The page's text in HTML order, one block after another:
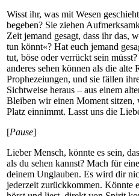
Wisst ihr, was mit Wesen
begeben? Sie ziehen
Zeit jemand gesagt, dass ihr das,
tun könnt«? Hat euch jemand
tut, böse oder verrückt sein
anderes sehen können als die alte
Prophezeiungen, und sie fällen
Sichtweise heraus – aus einem
Bleiben wir einen Moment sitzen,
Platz einnimmt. Lasst uns die
[Pause]
Lieber Mensch, könnte es sein,
als du sehen kannst? Mach für
deinem Unglauben. Es wird dir
jederzeit zurückkommen. Könnte